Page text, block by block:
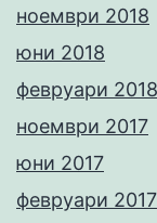
ноември 2018
юни 2018
февруари 2018
ноември 2017
юни 2017
февруари 2017